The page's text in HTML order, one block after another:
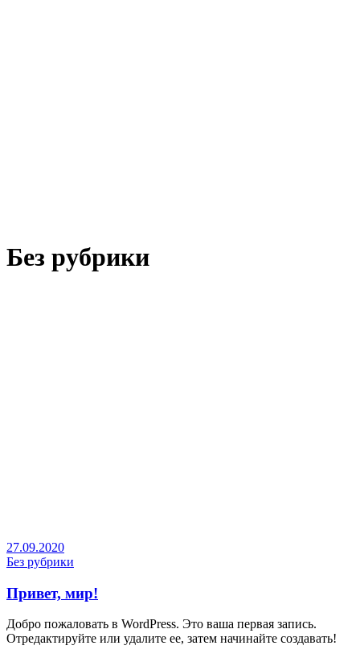
Без рубрики
27.09.2020
Без рубрики
Привет, мир!
Добро пожаловать в WordPress. Это ваша первая запись.
Отредактируйте или удалите ее, затем начинайте создавать!